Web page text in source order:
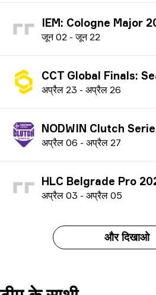
IEM: Cologne Major
जून 02 -जून 22
CCT Global Finals:
अप्रैल 23 - अप्रैल 26
NODWIN Clutch
अप्रैल 06 - अप्रैल 27
HLC Belgrade Pro
अप्रैल 03 - अप्रैल 05
और दिखाओ